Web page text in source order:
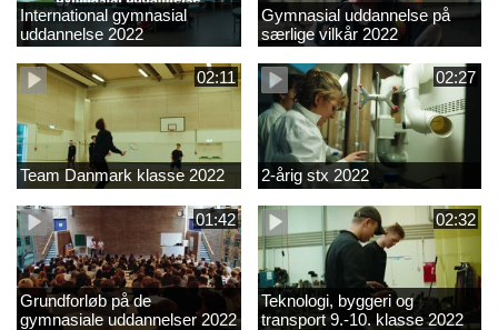
International gymnasial
uddannelse 2022
Gymnasial uddannelse på
særlige vilkår 2022
02:11
Team Danmark klasse 2022
02:27
2-årig stx 2022
01:42
Grundforløb på de
gymnasiale uddannelser 2022
02:32
Teknologi, byggeri og
transport 9.-10. klasse 2022